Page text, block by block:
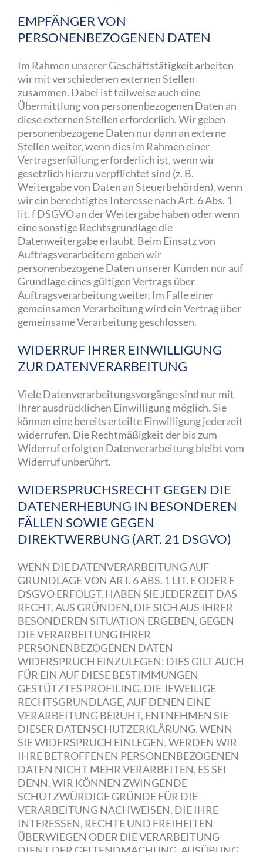
EMPFÄNGER VON
PERSONENBEZOGENEN DATEN
Im Rahmen unserer Geschäftstätigkeit arbeiten
wir mit verschiedenen externen Stellen
zusammen. Dabei ist teilweise auch eine
Übermittlung von personenbezogenen Daten an
diese externen Stellen erforderlich. Wir geben
personenbezogene Daten nur dann an externe
Stellen weiter, wenn dies im Rahmen einer
Vertragserfüllung erforderlich ist, wenn wir
gesetzlich hierzu verpflichtet sind (z. B.
Weitergabe von Daten an Steuerbehörden), wenn
wir ein berechtigtes Interesse nach Art. 6 Abs. 1
lit. f DSGVO an der Weitergabe haben oder wenn
eine sonstige Rechtsgrundlage die
Datenweitergabe erlaubt. Beim Einsatz von
Auftragsverarbeitern geben wir
personenbezogene Daten unserer Kunden nur auf
Grundlage eines gültigen Vertrags über
Auftragsverarbeitung weiter. Im Falle einer
gemeinsamen Verarbeitung wird ein Vertrag über
gemeinsame Verarbeitung geschlossen.
WIDERRUF IHRER EINWILLIGUNG
ZUR DATENVERARBEITUNG
Viele Datenverarbeitungsvorgänge sind nur mit
Ihrer ausdrücklichen Einwilligung möglich. Sie
können eine bereits erteilte Einwilligung jederzeit
widerrufen. Die Rechtmäßigkeit der bis zum
Widerruf erfolgten Datenverarbeitung bleibt vom
Widerruf unberührt.
WIDERSPRUCHSRECHT GEGEN DIE
DATENERHEBUNG IN BESONDEREN
FÄLLEN SOWIE GEGEN
DIREKTWERBUNG (ART. 21 DSGVO)
WENN DIE DATENVERARBEITUNG AUF
GRUNDLAGE VON ART. 6 ABS. 1 LIT. E ODER F
DSGVO ERFOLGT, HABEN SIE JEDERZEIT DAS
RECHT, AUS GRÜNDEN, DIE SICH AUS IHRER
BESONDEREN SITUATION ERGEBEN, GEGEN
DIE VERARBEITUNG IHRER
PERSONENBEZOGENEN DATEN
WIDERSPRUCH EINZULEGEN; DIES GILT AUCH
FÜR EIN AUF DIESE BESTIMMUNGEN
GESTÜTZTES PROFILING. DIE JEWEILIGE
RECHTSGRUNDLAGE, AUF DENEN EINE
VERARBEITUNG BERUHT, ENTNEHMEN SIE
DIESER DATENSCHUTZERKLÄRUNG. WENN
SIE WIDERSPRUCH EINLEGEN, WERDEN WIR
IHRE BETROFFENEN PERSONENBEZOGENEN
DATEN NICHT MEHR VERARBEITEN, ES SEI
DENN, WIR KÖNNEN ZWINGENDE
SCHUTZWÜRDIGE GRÜNDE FÜR DIE
VERARBEITUNG NACHWEISEN, DIE IHRE
INTERESSEN, RECHTE UND FREIHEITEN
ÜBERWIEGEN ODER DIE VERARBEITUNG